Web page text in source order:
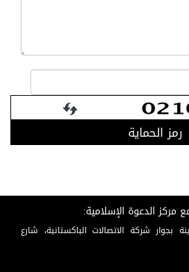
رمز الحماية
مركز الدعوة الإسلامية:
بجوار شركة الاتصالات الباكستانية، شارع